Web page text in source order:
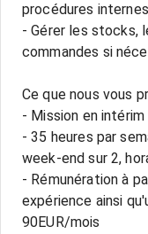
procédures internes
- Gérer les stocks,
commandes si
Ce que nous vous
- Mission en
- 35 heures par
week-end sur 2,
- Rémunération à
expérience ainsi
90EUR/mois